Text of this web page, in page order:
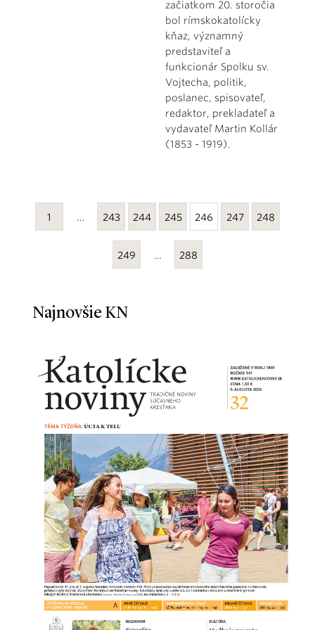
začiatkom 20. storočia
bol rímskokatolícky
kňaz, významný
predstaviteľ a
funkcionár Spolku sv.
Vojtecha, politik,
poslanec, spisovateľ,
redaktor, prekladateľ a
vydavateľ Martin Kollár
(1853 - 1919).
1 … 243 244 245 246 247 248
249 … 288
Najnovšie KN